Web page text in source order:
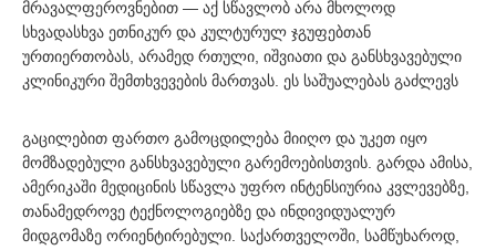
მრავალფეროვნებით — აქ სწავლობ არა მხოლოდ
სხვადასხვა ეთნიკურ და კულტურულ ჯგუფებთან
ურთიერთობას, არამედ რთული, იშვიათი და განსხვავებული
კლინიკური შემთხვევების მართვას. ეს საშუალებას გაძლევს
გაცილებით ფართო გამოცდილება მიიღო და უკეთ იყო
მომზადებული განსხვავებული გარემოებისთვის. გარდა ამისა,
ამერიკაში მედიცინის სწავლა უფრო ინტენსიურია კვლევებზე,
თანამედროვე ტექნოლოგიებზე და ინდივიდუალურ
მიდგომაზე ორიენტირებული. საქართველოში, სამწუხაროდ,